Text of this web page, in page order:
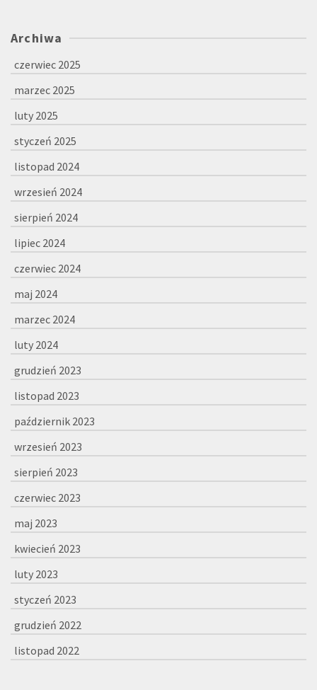
Archiwa
czerwiec 2025
marzec 2025
luty 2025
styczeń 2025
listopad 2024
wrzesień 2024
sierpień 2024
lipiec 2024
czerwiec 2024
maj 2024
marzec 2024
luty 2024
grudzień 2023
listopad 2023
październik 2023
wrzesień 2023
sierpień 2023
czerwiec 2023
maj 2023
kwiecień 2023
luty 2023
styczeń 2023
grudzień 2022
listopad 2022